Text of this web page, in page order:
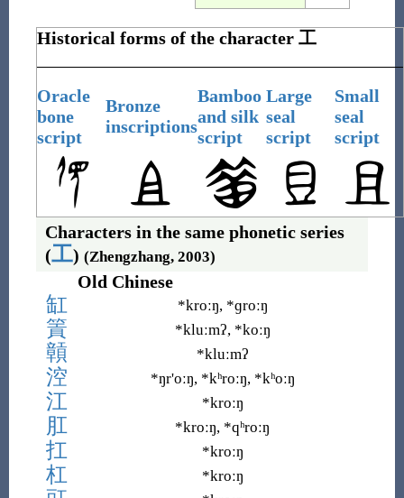
Historical forms of the character 工
Oracle
bone
script
Bronze
inscriptions
Bamboo
and silk
script
Large
seal
script
Small
seal
script
Characters in the same phonetic series
(工) (Zhengzhang, 2003)
Old Chinese
缸 *kroːŋ, *ɡroːŋ
篢 *kluːmʔ, *koːŋ
贑 *kluːmʔ
涳 *ŋr'oːŋ, *kʰroːŋ, *kʰoːŋ
江 *kroːŋ
肛 *kroːŋ, *qʰroːŋ
扛 *kroːŋ
杠 *kroːŋ